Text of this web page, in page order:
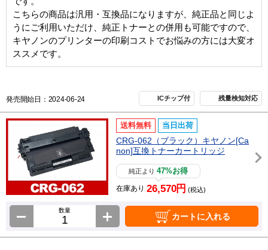
こちらの商品は汎用・互換品になりますが、純正品と同じよ
うにご利用いただけ、純正トナーとの併用も可能ですので、
キヤノンのプリンターの印刷コストでお悩みの方には大変オ
ススメです。
発売開始日：2024-06-24 ICチップ付 残量検知対応
送料無料 当日出荷
CRG-062（ブラック）キヤノン[Ca
non]互換トナーカートリッジ
純正より47%お得
在庫あり 26,570円 (税込)
数量
カートに入れる